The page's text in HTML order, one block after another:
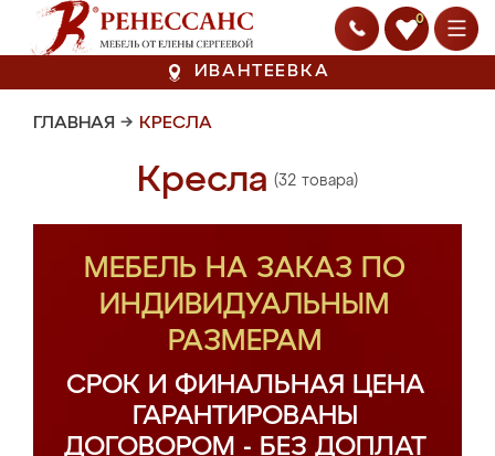
0
ИВАНТЕЕВКА
ГЛАВНАЯ → КРЕСЛА
Кресла (32 товара)
МЕБЕЛЬ НА ЗАКАЗ ПО
ИНДИВИДУАЛЬНЫМ
РАЗМЕРАМ
СРОК И ФИНАЛЬНАЯ ЦЕНА
ГАРАНТИРОВАНЫ
ДОГОВОРОМ - БЕЗ ДОПЛАТ